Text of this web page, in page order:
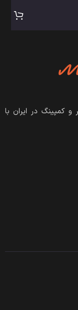
و کمپینگ در ایران با